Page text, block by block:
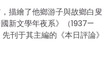
描繪了他鄉游子與故鄉白叟
新文學年夜系》（1937—
刊于其主編的《本日評論》